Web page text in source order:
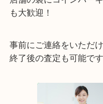
で業界最多の買取品
しています！
全国展開のスケール